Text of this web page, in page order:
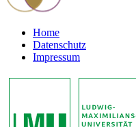
Home
Datenschutz
Impressum